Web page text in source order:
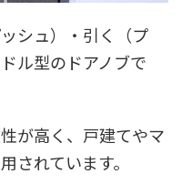
シュ）・引く（プ
ル型のドアノブで
が高く、戸建てやマ
されています。